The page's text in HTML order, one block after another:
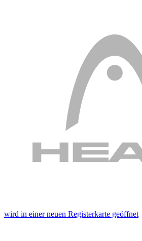
wird in einer neuen Registerkarte geöffnet